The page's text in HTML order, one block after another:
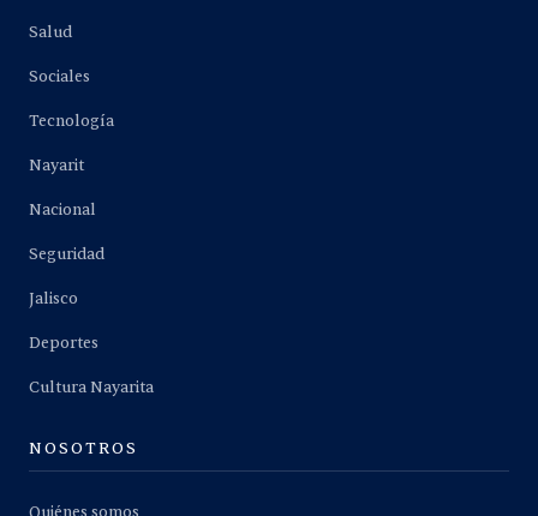
Salud
Sociales
Tecnología
Nayarit
Nacional
Seguridad
Jalisco
Deportes
Cultura Nayarita
NOSOTROS